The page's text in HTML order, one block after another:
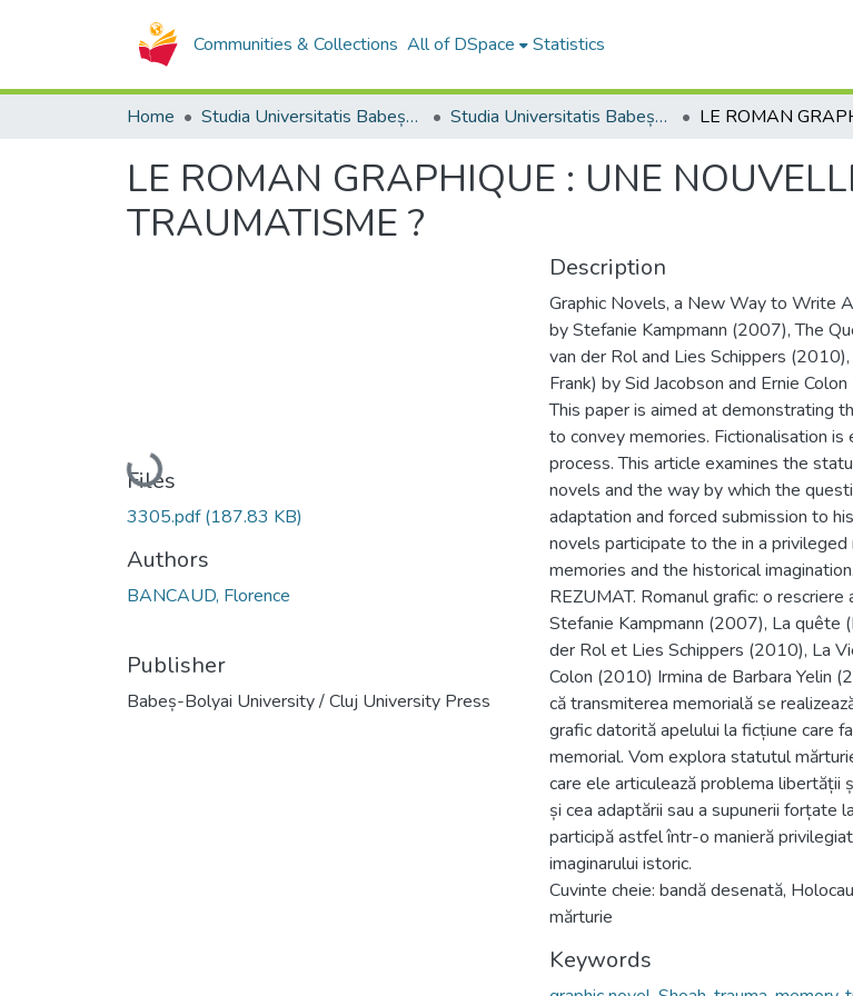
Communities & Collections All of DSpace Statistics
Home Studia Universitatis Babeș-Bolyai Collection Studia Universitatis Babeș-Bolyai Philologia
LE ROMAN GRAPHIQUE : UNE
TRAUMATISME ?
Loading...
Files
3305.pdf(187.83 KB)
Authors
BANCAUD, Florence
Publisher
Babeș-Bolyai University / Cluj University Press
Description
Graphic Novels, a New Way to Write
by Stefanie Kampmann (2007), The
van der Rol and Lies Schippers
Frank) by Sid Jacobson and Ernie
This paper is aimed at demonstrating
to convey memories. Fictionalisation
process. This article examines the
novels and the way by which the
adaptation and forced submission to
novels participate to the in a
memories and the historical imagination.
REZUMAT. Romanul grafic: o
Stefanie Kampmann (2007), La quête
der Rol et Lies Schippers (2010), La
Colon (2010) Irmina de Barbara Yelin
că transmiterea memorială se
grafic datorită apelului la ficțiune care
memorial. Vom explora statutul
care ele articulează problema libertății
și cea adaptării sau a supunerii forțate
participă astfel într-o manieră
imaginarului istoric.
Cuvinte cheie: bandă desenată,
mărturie
Keywords